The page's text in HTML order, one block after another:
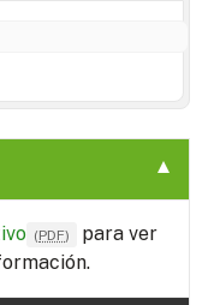
(PDF)
para ver